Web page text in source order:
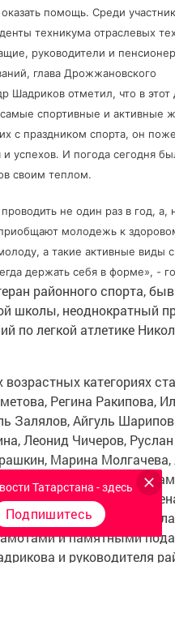
помощь. Среди
техникума отраслевых
руководители и
глава Дрожжановского
Шадриков отметил, что в этот
спортивные и активные
с праздником спорта, он
успехов. И погода сегодня
своим теплом.
не один раз в год, а,
молодежь к
а такие активные виды
держать себя в форме», -
районного спорта,
школы, неоднократный
по легкой атлетике
категориях
Регина Ракипова,
Залялов, Айгуль
Леонид Чичеров, Руслан
Марина
Ильяс Сафин,Рамил
Ирина Синдюкова,
Алиуллов и Ринат
и памятными
и руководителя
Татарстана - здесь
Подпишитесь